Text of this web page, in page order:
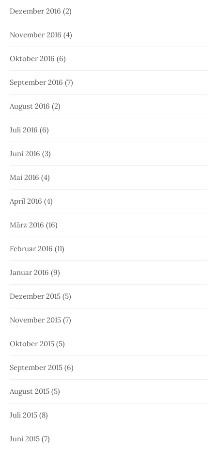
Dezember 2016 (2)
November 2016 (4)
Oktober 2016 (6)
September 2016 (7)
August 2016 (2)
Juli 2016 (6)
Juni 2016 (3)
Mai 2016 (4)
April 2016 (4)
März 2016 (16)
Februar 2016 (11)
Januar 2016 (9)
Dezember 2015 (5)
November 2015 (7)
Oktober 2015 (5)
September 2015 (6)
August 2015 (5)
Juli 2015 (8)
Juni 2015 (7)